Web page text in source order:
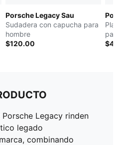
Porsche Legacy Sau
Sudadera con capucha para
hombre
$120.00
Legacy rinden
legado
combinando